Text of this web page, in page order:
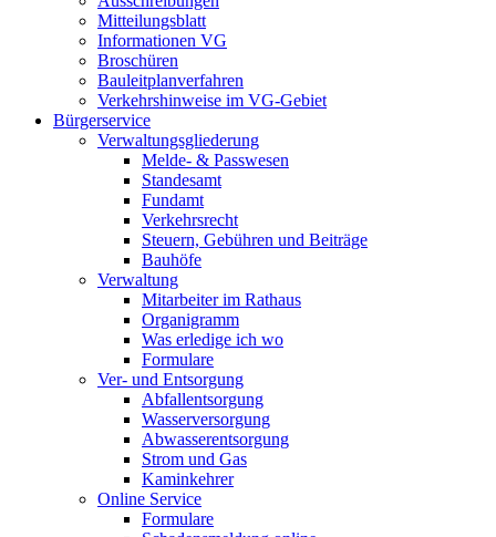
Mitteilungsblatt
Informationen VG
Broschüren
Bauleitplanverfahren
Verkehrshinweise im VG-Gebiet
Bürgerservice
Verwaltungsgliederung
Melde- & Passwesen
Standesamt
Fundamt
Verkehrsrecht
Steuern, Gebühren und Beiträge
Bauhöfe
Verwaltung
Mitarbeiter im Rathaus
Organigramm
Was erledige ich wo
Formulare
Ver- und Entsorgung
Abfallentsorgung
Wasserversorgung
Abwasserentsorgung
Strom und Gas
Kaminkehrer
Online Service
Formulare